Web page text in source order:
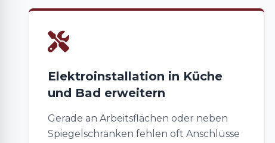
Elektroinstallation in Küche
und Bad erweitern
Gerade an Arbeitsflächen oder neben
Spiegelschränken fehlen oft Anschlüsse